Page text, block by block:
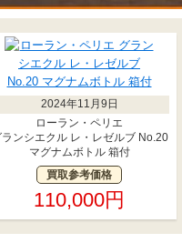
2024年11月9日
ローラン・ペリエ
ランシエクル レ・レゼルブ No.20
マグナムボトル 箱付
買取参考価格
110,000円